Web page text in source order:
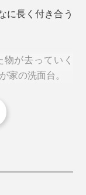
の表面に、マイ
ら、ブラッシン
も、磨いた歯
』で軽く
い場合は、も
対し、「リズ
くとして、１
に長く付き合う
が去っていく
の洗面台。
ているのが、